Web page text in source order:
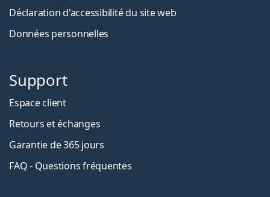
Déclaration d'accessibilité du site web
Données personnelles
Support
Espace client
Retours et échanges
Garantie de 365 jours
FAQ - Questions fréquentes